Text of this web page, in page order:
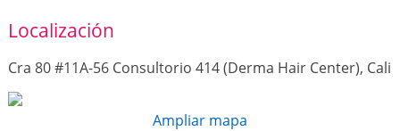
Localización
Cra 80 #11A-56 Consultorio 414 (Derma Hair Center), Cali
Ampliar mapa